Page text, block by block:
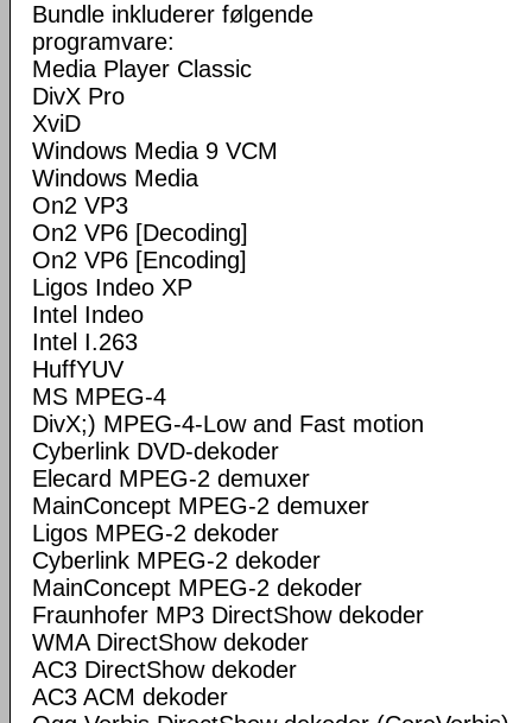
Bundle inkluderer følgende
programvare:
Media Player Classic
DivX Pro
XviD
Windows Media 9 VCM
Windows Media
On2 VP3
On2 VP6 [Decoding]
On2 VP6 [Encoding]
Ligos Indeo XP
Intel Indeo
Intel I.263
HuffYUV
MS MPEG-4
DivX;) MPEG-4-Low and Fast motion
Cyberlink DVD-dekoder
Elecard MPEG-2 demuxer
MainConcept MPEG-2 demuxer
Ligos MPEG-2 dekoder
Cyberlink MPEG-2 dekoder
MainConcept MPEG-2 dekoder
Fraunhofer MP3 DirectShow dekoder
WMA DirectShow dekoder
AC3 DirectShow dekoder
AC3 ACM dekoder